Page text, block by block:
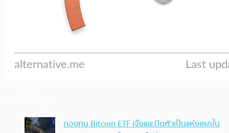
กองทุน Bitcoin ETF เจ๊งและปิดตัวเป็นแห่งแรกใน